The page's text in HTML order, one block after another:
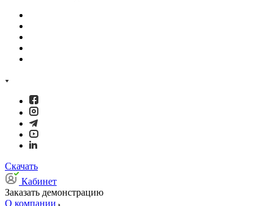
Скачать
Кабинет
Заказать демонстрацию
О компании